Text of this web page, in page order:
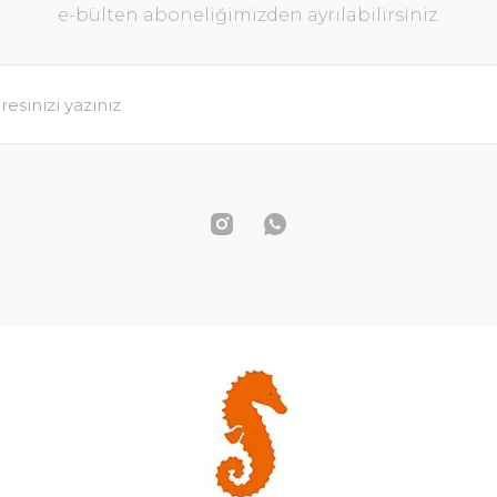
e-bülten aboneliğimizden ayrılabilirsiniz.